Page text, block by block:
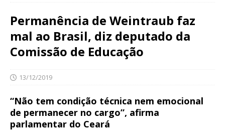
Permanência de Weintraub faz
mal ao Brasil, diz deputado da
Comissão de Educação
13/12/2019
“Não tem condição técnica nem emocional
de permanecer no cargo”, afirma
parlamentar do Ceará